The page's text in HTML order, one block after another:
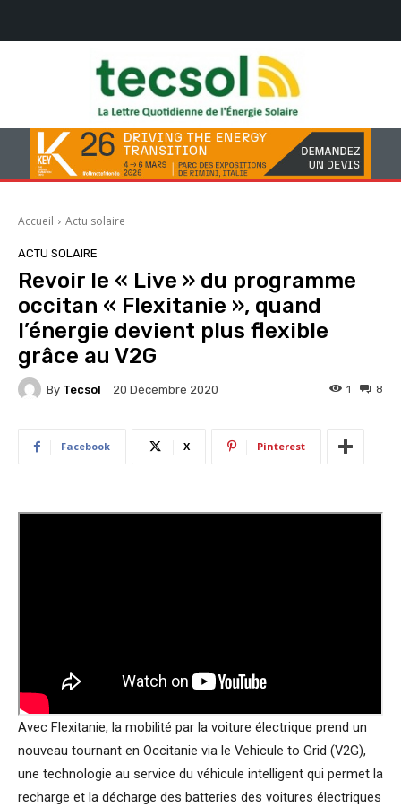
Accueil Actu solaire
ACTU SOLAIRE
Revoir le « Live » du programme
occitan « Flexitanie », quand
l’énergie devient plus flexible
grâce au V2G
By Tecsol 20 Décembre 2020 8
1
Facebook X Pinterest
Avec Flexitanie, la mobilité par la voiture électrique prend un
nouveau tournant en Occitanie via le Vehicule to Grid (V2G),
une technologie au service du véhicule intelligent qui permet la
recharge et la décharge des batteries des voitures électriques